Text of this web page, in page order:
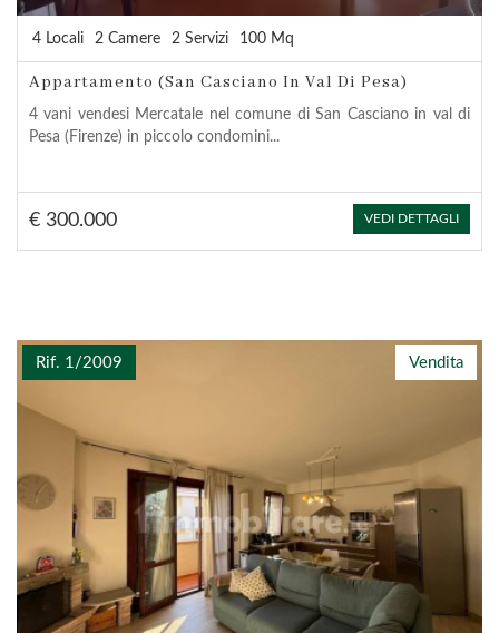
4 Locali 2 Camere 2 Servizi 100 Mq
Appartamento (San Casciano In Val Di Pesa)
4 vani vendesi Mercatale nel comune di San Casciano in val di
Pesa (Firenze) in piccolo condomini...
€ 300.000 VEDI DETTAGLI
Vendita
Rif. 1/2009